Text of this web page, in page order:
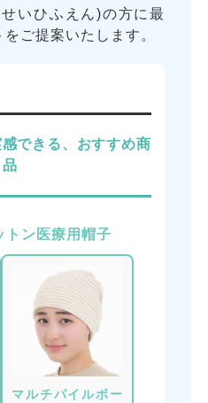
いひふえん)の方に最
ご提案いたします。
できる、おすすめ商
品
トン医療用帽子
マルチパイルボー